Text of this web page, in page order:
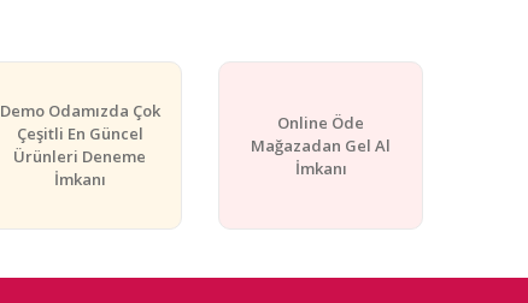
Demo Odamızda Çok
Çeşitli En Güncel
Ürünleri Deneme
İmkanı
Online Öde
Mağazadan Gel Al
İmkanı